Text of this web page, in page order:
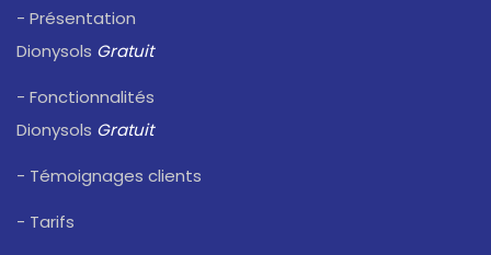
- Présentation
Dionysols Gratuit
- Fonctionnalités
Dionysols Gratuit
- Témoignages clients
- Tarifs